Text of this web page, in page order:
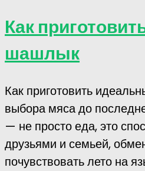
Как
шашлык
Как приготовить
выбора мяса до
— не просто еда, это
друзьями и семьей,
почувствовать лето на